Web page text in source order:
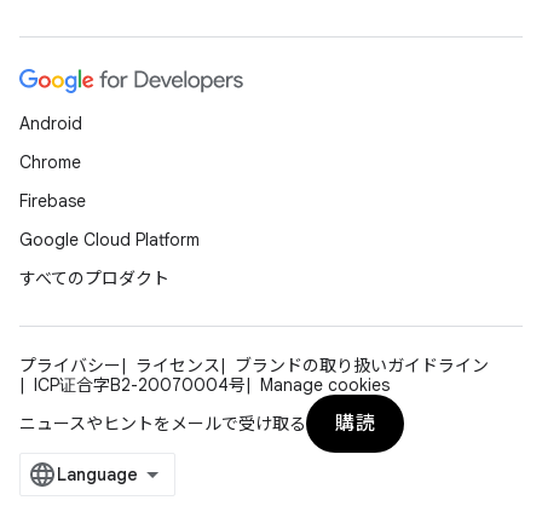
Android
Chrome
Firebase
Google Cloud Platform
すべてのプロダクト
プライバシー ライセンス
ブランドの取り扱いガイドライン
ICP证合字B2-20070004号
Manage cookies
ニュースやヒントをメールで受け取る
購読